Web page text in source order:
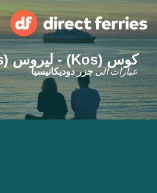
البلدان
تذاكر العبّارة
كوس (Kos) - ليروس (Leros)
عبارات الىجزر دوديكانيسيا